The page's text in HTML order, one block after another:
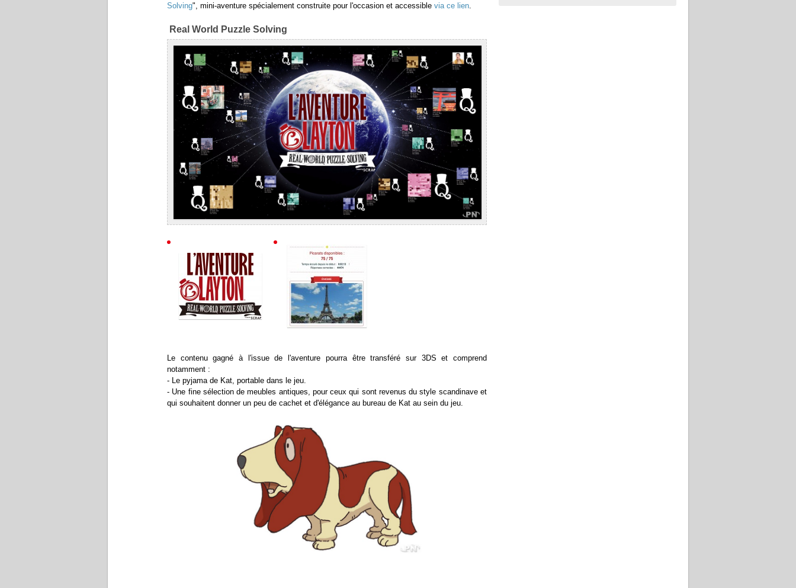
Solving", mini-aventure spécialement construite pour l'occasion et accessible via ce lien.
Real World Puzzle Solving
Le contenu gagné à l'issue de l'aventure pourra être transféré sur 3DS et comprend
notamment :
- Le pyjama de Kat, portable dans le jeu.
- Une fine sélection de meubles antiques, pour ceux qui sont revenus du style scandinave et
qui souhaitent donner un peu de cachet et d'élégance au bureau de Kat au sein du jeu.